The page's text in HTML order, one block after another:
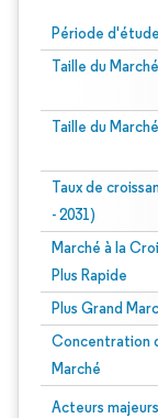
Période d'étude
Taille du
Taille du
Taux de
- 2031)
Marché à la
Plus Rapide
Plus Grand
Concentration
Marché
Acteurs majeurs
Image © Mordor